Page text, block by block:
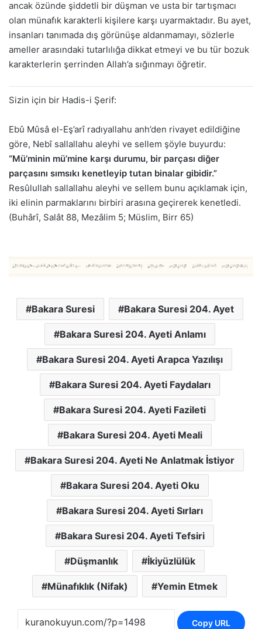
ancak özünde şiddetli bir düşman ve usta bir tartışmacı
olan münafık karakterli kişilere karşı uyarmaktadır. Bu ayet,
insanları tanımada dış görünüşe aldanmamayı, sözlerle
ameller arasındaki tutarlılığa dikkat etmeyi ve bu tür bozuk
karakterlerin şerrinden Allah’a sığınmayı öğretir.
Sizin için bir Hadis-i Şerif:
Ebû Mûsâ el-Eş’arî radıyallahu anh’den rivayet edildiğine
göre, Nebî sallallahu aleyhi ve sellem şöyle buyurdu:
“Mü’minin mü’mine karşı durumu, bir parçası diğer
parçasını sımsıkı kenetleyip tutan binalar gibidir.”
Resûlullah sallallahu aleyhi ve sellem bunu açıklamak için,
iki elinin parmaklarını birbiri arasına geçirerek kenetledi.
(Buhârî, Salât 88, Mezâlim 5; Müslim, Birr 65)
Bakara Suresi Bakara Suresi 204. Ayet
Bakara Suresi 204. Ayeti Anlamı
Bakara Suresi 204. Ayeti Arapca Yazılışı
Bakara Suresi 204. Ayeti Faydaları
Bakara Suresi 204. Ayeti Fazileti
Bakara Suresi 204. Ayeti Meali
Bakara Suresi 204. Ayeti Ne Anlatmak İstiyor
Bakara Suresi 204. Ayeti Oku
Bakara Suresi 204. Ayeti Sırları
Bakara Suresi 204. Ayeti Tefsiri
Düşmanlık İkiyüzlülük
Münafıklık (Nifak) Yemin Etmek
Copy URL